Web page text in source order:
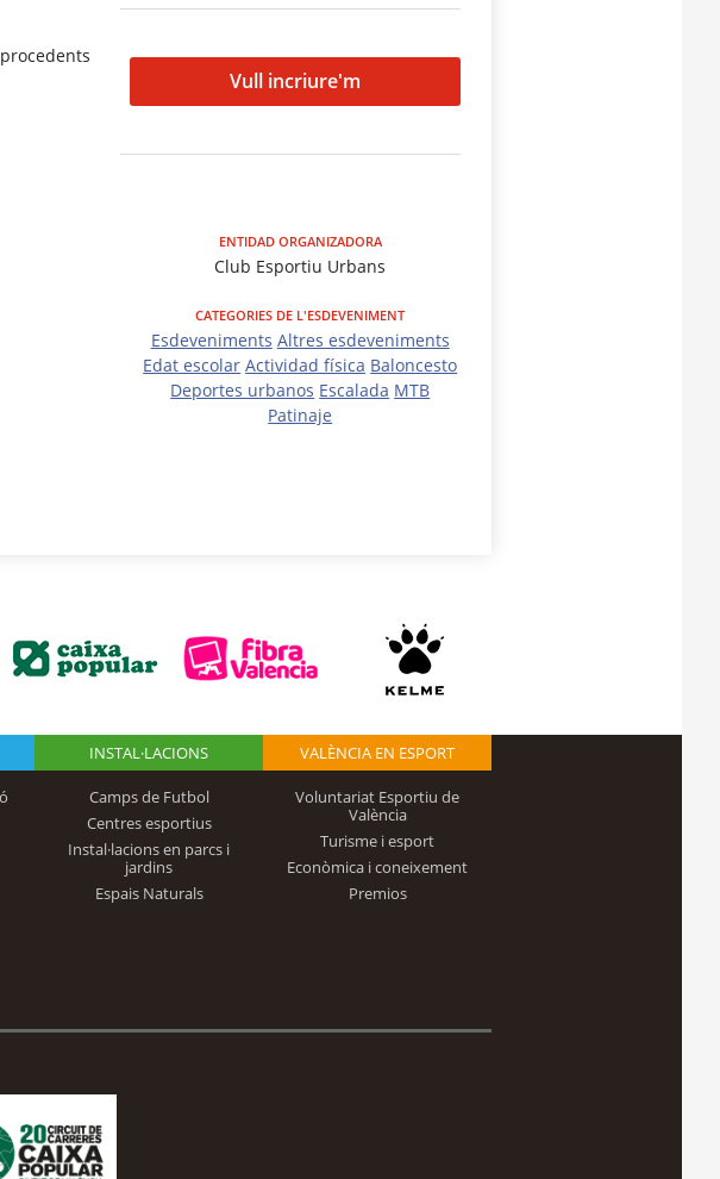
Vull incriure'm
ENTIDAD ORGANIZADORA
Club Esportiu Urbans
CATEGORIES DE L'ESDEVENIMENT
Esdeveniments Altres esdeveniments
Edat escolar Actividad física Baloncesto
Deportes urbanos Escalada MTB
Patinaje
INSTAL·LACIONS
Camps de Futbol
Centres esportius
Instal·lacions en parcs i
jardins
Espais Naturals
VALÈNCIA EN ESPORT
Voluntariat Esportiu de
València
Turisme i esport
Econòmica i coneixement
Premios